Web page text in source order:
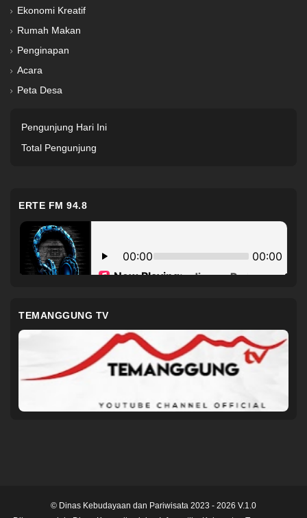
Ekonomi Kreatif
Rumah Makan
Penginapan
Acara
Peta Desa
Pengunjung Hari Ini
Total Pengunjung
ERTE FM 94.8
TEMANGGUNG TV
© Dinas Kebudayaan dan Pariwisata 2023 - 2026 V.1.0